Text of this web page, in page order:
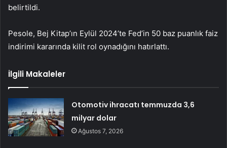
belirtildi.
Pesole, Bej Kitap’ın Eylül 2024’te Fed’in 50 baz puanlık faiz
indirimi kararında kilit rol oynadığını hatırlattı.
İlgili Makaleler
Otomotiv ihracatı temmuzda 3,6
milyar dolar
Ağustos 7, 2026